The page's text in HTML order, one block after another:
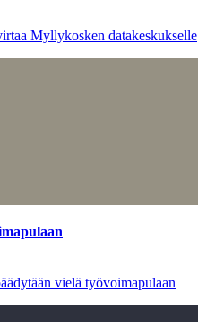
Myllykosken datakeskukselle
vielä työvoimapulaan